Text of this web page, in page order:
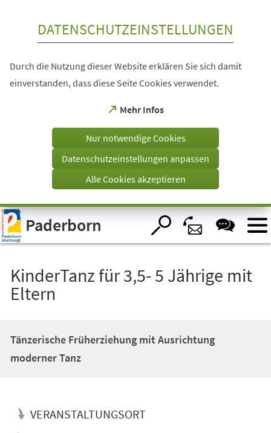
Visuelle
Assistenzsoftware
öffnen.
DATENSCHUTZEINSTELLUNGEN
Durch die Nutzung dieser Website erklären Sie sich damit
einverstanden, dass diese Seite Cookies verwendet.
Mehr Infos
(Öffnet
einem
Tab)
Nur notwendige Cookies
Datenschutzeinstellungen anpassen
Alle Cookies akzeptieren
Paderborn
KinderTanz für 3,5- 5 Jährige mit
Eltern
Tänzerische Früherziehung mit Ausrichtung
moderner Tanz
VERANSTALTUNGSORT